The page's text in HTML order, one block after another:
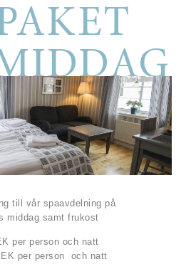
till vår spaavdelning på
middag samt frukost
per person och natt
per person och natt